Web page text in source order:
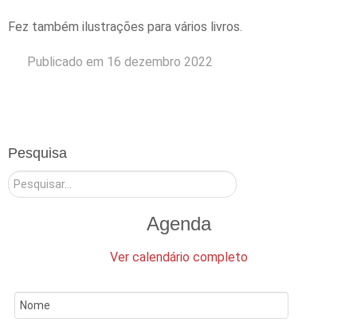
Pesquisa
Pesquisar
Agenda
Ver calendário completo
Fez também ilustrações para vários livros.
Publicado em 16 dezembro 2022